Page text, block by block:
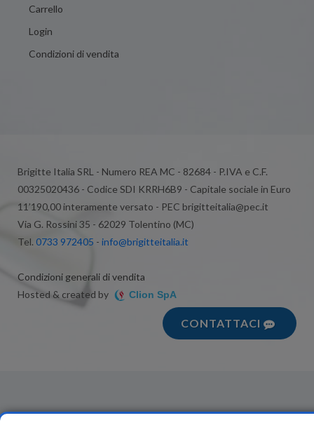
Carrello
Login
Condizioni di vendita
Brigitte Italia SRL - Numero REA MC - 82684 - P.IVA e C.F.
00325020436 - Codice SDI KRRH6B9 - Capitale sociale in Euro
11’190,00 interamente versato - PEC brigitteitalia@pec.it
Via G. Rossini 35 - 62029 Tolentino (MC)
Tel. 0733 972405 - info@brigitteitalia.it
Condizioni generali di vendita
Hosted & created by
Clion SpA
CONTATTACI